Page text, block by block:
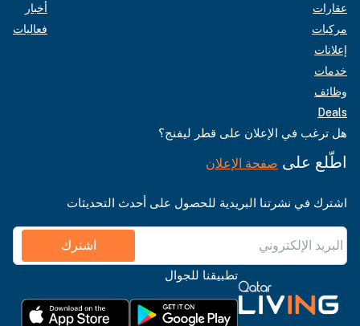
عقارات
مركبات
إعلانات
خدمات
وظائف
Deals
أخبار
فعاليات
هل ترغب في الإعلان على قطر ليفنج؟
اطّلع على صفحة الإعلان
اشترك في نشرتنا البريدية للحصول على أحدث التحديثات
اشترك
تطبيقنا للجوال